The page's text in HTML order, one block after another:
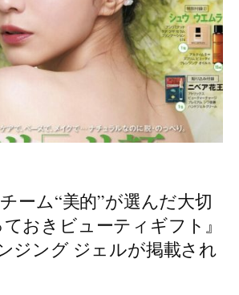
ーム“美的”が選んだ大切
おきビューティギフト』
ジング ジェルが掲載され